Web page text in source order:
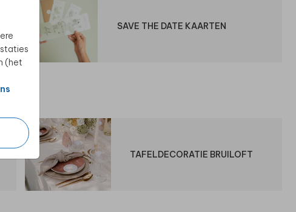
(het
SAVE THE DATE KAARTEN
TAFELDECORATIE BRUILOFT